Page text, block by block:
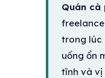
Quán cà
trong lúc
uống ổn
tĩnh và vị